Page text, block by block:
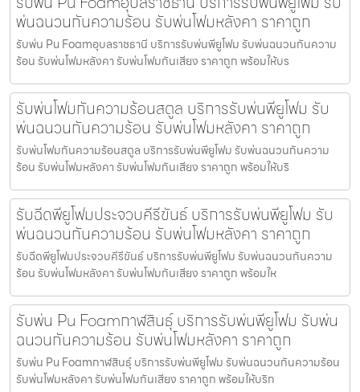
พ่นฉนวนกันความร้อน รับพ่นโฟมหลังคา ราคาถูก
รับพ่น Pu Foamอุบลราชธานี บริการรับพ่นพียูโฟม รับพ่นฉนวนกันความ
ร้อน รับพ่นโฟมหลังคา รับพ่นโฟมกันเสียง ราคาถูก พร้อมให้บร
รับพ่นโฟมกันความร้อนสตูล บริการรับพ่นพียูโฟม รับ
พ่นฉนวนกันความร้อน รับพ่นโฟมหลังคา ราคาถูก
รับพ่นโฟมกันความร้อนสตูล บริการรับพ่นพียูโฟม รับพ่นฉนวนกันความ
ร้อน รับพ่นโฟมหลังคา รับพ่นโฟมกันเสียง ราคาถูก พร้อมให้บริ
รับฉีดพียูโฟมประจวบคีรีขันธ์ บริการรับพ่นพียูโฟม รับ
พ่นฉนวนกันความร้อน รับพ่นโฟมหลังคา ราคาถูก
รับฉีดพียูโฟมประจวบคีรีขันธ์ บริการรับพ่นพียูโฟม รับพ่นฉนวนกันความ
ร้อน รับพ่นโฟมหลังคา รับพ่นโฟมกันเสียง ราคาถูก พร้อมให
รับพ่น Pu Foamกาฬสินธุ์ บริการรับพ่นพียูโฟม รับพ่น
ฉนวนกันความร้อน รับพ่นโฟมหลังคา ราคาถูก
รับพ่น Pu Foamกาฬสินธุ์ บริการรับพ่นพียูโฟม รับพ่นฉนวนกันความร้อน
รับพ่นโฟมหลังคา รับพ่นโฟมกันเสียง ราคาถูก พร้อมให้บริก